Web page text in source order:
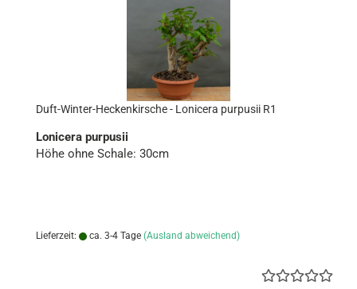
Duft-​Winter-​Heckenkirsche - Lo­ni­ce­ra pur­pu­sii R1
Lo­ni­ce­ra pur­pu­sii
Höhe ohne Scha­le: 30cm
Lieferzeit: ca. 3-4 Tage (Ausland abweichend)